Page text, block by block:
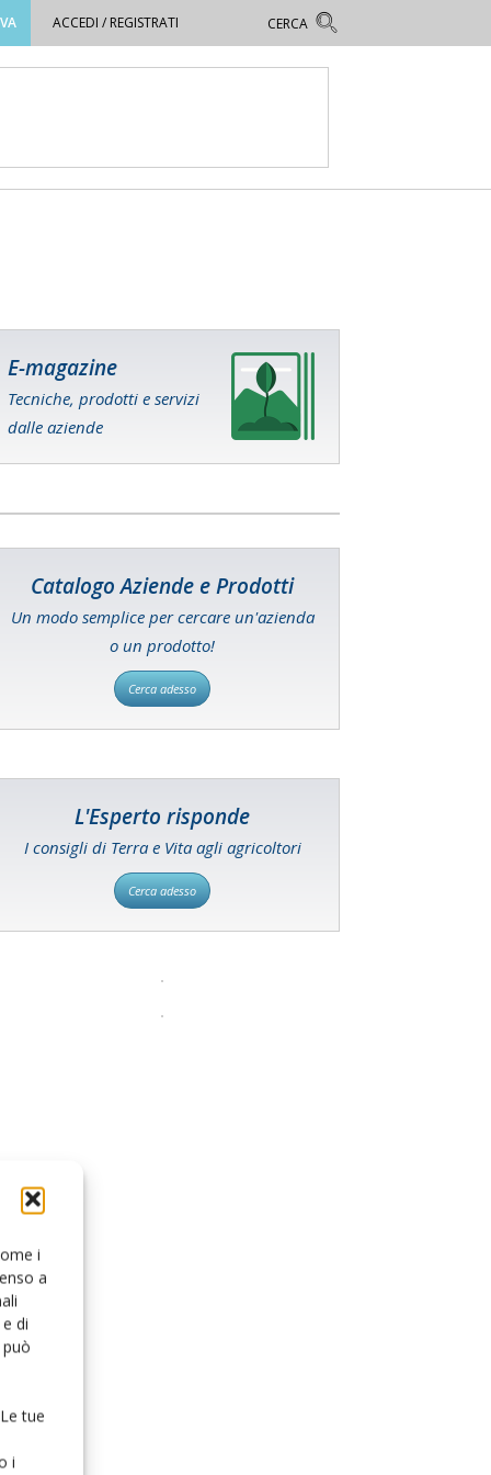
i
a
di
tue
i
ACCEDI / REGISTRATI
E-magazine
Tecniche, prodotti e servizi
dalle aziende
Catalogo Aziende e Prodotti
Un modo semplice per cercare un'azienda
o un prodotto!
Cerca adesso
L'Esperto risponde
I consigli di Terra e Vita agli agricoltori
Cerca adesso